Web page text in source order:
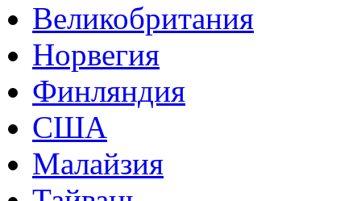
Великобритания
Норвегия
Финляндия
США
Малайзия